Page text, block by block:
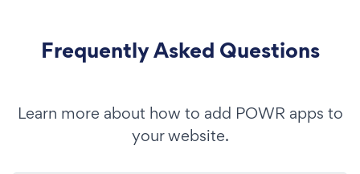
Frequently Asked Questions
Learn more about how to add POWR apps to
your website.